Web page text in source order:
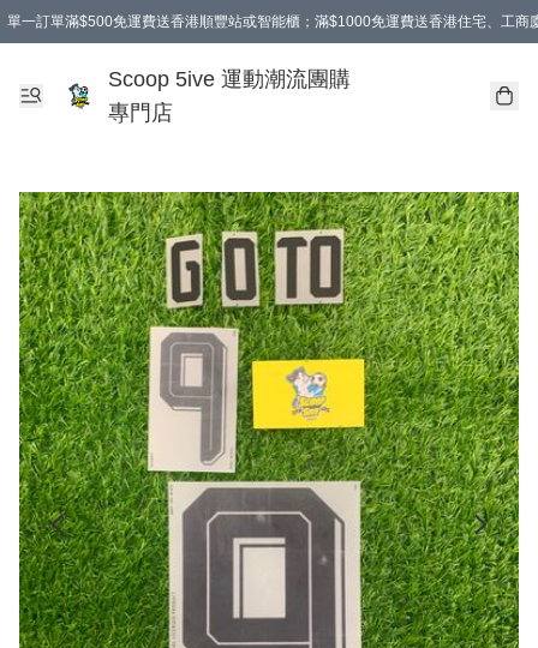
單一訂單滿$500免運費送香港順豐站或智能櫃；滿$1000免運費送香港住宅、工商
Scoop 5ive 運動潮流團購
專門店